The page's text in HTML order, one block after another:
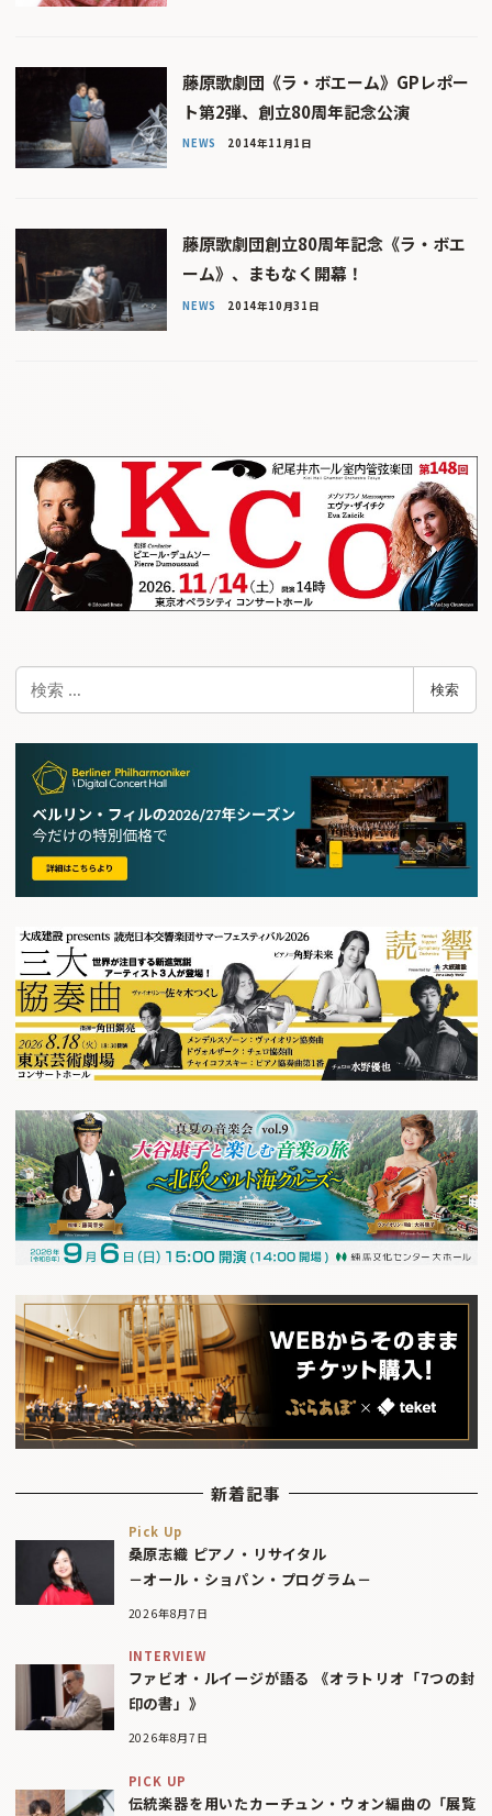
藤原歌劇団《ラ・ボエーム》GPレポー
ト第2弾、創立80周年記念公演
NEWS 2014年11月1日
藤原歌劇団創立80周年記念《ラ・ボエ
ーム》、まもなく開幕！
NEWS 2014年10月31日
検索
新着記事
Pick Up
桑原志織 ピアノ・リサイタル
－オール・ショパン・プログラム－
2026年8月7日
INTERVIEW
ファビオ・ルイージが語る 《オラトリオ「7つの封
印の書」》
2026年8月7日
PICK UP
伝統楽器を用いたカーチュン・ウォン編曲の「展覧